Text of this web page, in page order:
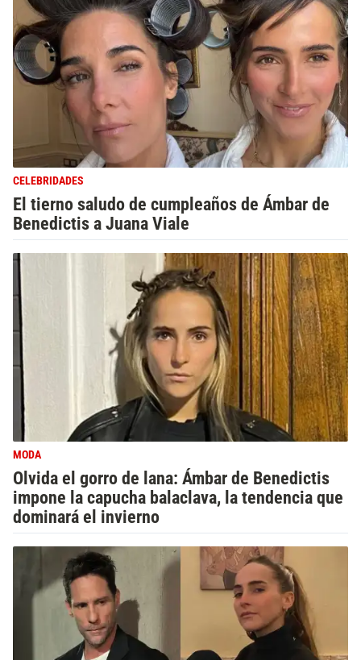
CELEBRIDADES
El tierno saludo de cumpleaños de Ámbar de
Benedictis a Juana Viale
MODA
Olvida el gorro de lana: Ámbar de Benedictis
impone la capucha balaclava, la tendencia que
dominará el invierno